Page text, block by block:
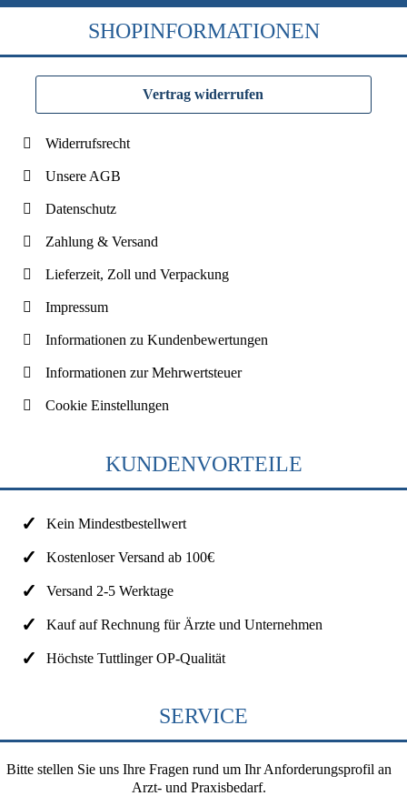
SHOPINFORMATIONEN
Vertrag widerrufen
Widerrufsrecht
Unsere AGB
Datenschutz
Zahlung & Versand
Lieferzeit, Zoll und Verpackung
Impressum
Informationen zu Kundenbewertungen
Informationen zur Mehrwertsteuer
Cookie Einstellungen
KUNDENVORTEILE
Kein Mindestbestellwert
Kostenloser Versand ab 100€
Versand 2-5 Werktage
Kauf auf Rechnung für Ärzte und Unternehmen
Höchste Tuttlinger OP-Qualität
SERVICE
Bitte stellen Sie uns Ihre Fragen rund um Ihr Anforderungsprofil an
Arzt- und Praxisbedarf.